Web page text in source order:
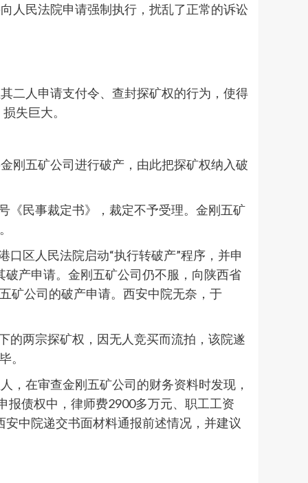
人民法院申请强制执行，扰乱了正常的诉讼
二人申请支付令、查封探矿权的行为，使得
失巨大。
刚五矿公司进行破产，由此把探矿权纳入破
《民事裁定书》，裁定不予受理。金刚五矿
区人民法院启动“执行转破产”程序，并申
产申请。金刚五矿公司仍不服，向陕西省
矿公司的破产申请。西安中院无奈，于
的两宗探矿权，因无人竞买而流拍，该院遂
。
，在审查金刚五矿公司的财务资料时发现，
报债权中，律师费2900多万元、职工工资
中院递交书面材料通报前述情况，并建议